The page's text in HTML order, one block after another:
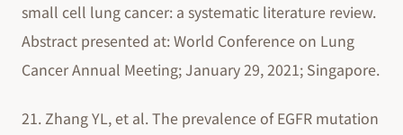
small cell lung cancer: a systematic literature review.
Abstract presented at: World Conference on Lung
Cancer Annual Meeting; January 29, 2021; Singapore.
21. Zhang YL, et al. The prevalence of EGFR mutation